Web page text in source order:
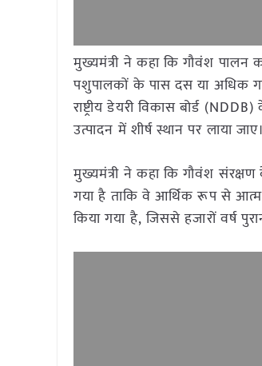
मुख्यमंत्री ने कहा कि गौवंश
पशुपालकों के पास दस या अधिक
राष्ट्रीय डेयरी विकास बोर्ड
उत्पादन में शीर्ष स्थान पर लाया जाए।
मुख्यमंत्री ने कहा कि गौवंश
गया है ताकि वे आर्थिक रूप से
किया गया है, जिससे हजारों वर्ष